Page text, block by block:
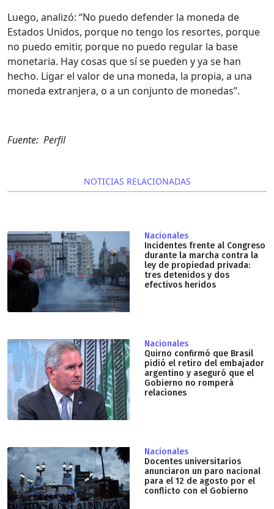
Luego, analizó: “No puedo defender la moneda de
Estados Unidos, porque no tengo los resortes, porque
no puedo emitir, porque no puedo regular la base
monetaria. Hay cosas que sí se pueden y ya se han
hecho. Ligar el valor de una moneda, la propia, a una
moneda extranjera, o a un conjunto de monedas”.
Fuente: Perfil
NOTICIAS RELACIONADAS
Nacionales
Incidentes frente al Congreso
durante la marcha contra la
ley de propiedad privada:
tres detenidos y dos
efectivos heridos
Nacionales
Quirno confirmó que Brasil
pidió el retiro del embajador
argentino y aseguró que el
Gobierno no romperá
relaciones
Nacionales
Docentes universitarios
anunciaron un paro nacional
para el 12 de agosto por el
conflicto con el Gobierno